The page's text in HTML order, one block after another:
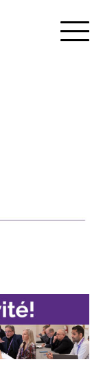
Mobile
Menu
Show
menu
Show